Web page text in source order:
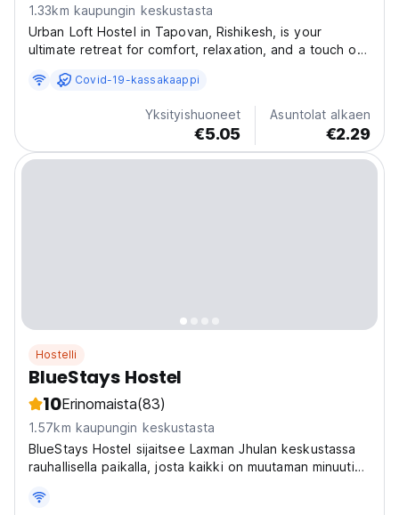
1.33km kaupungin keskustasta
Urban Loft Hostel in Tapovan, Rishikesh, is your
ultimate retreat for comfort, relaxation, and a touch of
offers breathtaking **mountain views** from its open
terrace, providing the perfect backdrop for...
Covid-19-kassakaappi
Yksityishuoneet
€5.05
Asuntolat alkaen
€2.29
Hostelli
BlueStays Hostel
10Erinomaista(83)
1.57km kaupungin keskustasta
BlueStays Hostel sijaitsee Laxman Jhulan keskustassa
rauhallisella paikalla, josta kaikki on muutaman minuutin